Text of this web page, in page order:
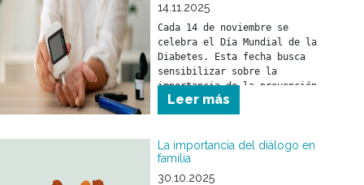
14.11.2025
Cada 14 de noviembre se
celebra el Día Mundial de la
Diabetes. Esta fecha busca
sensibilizar sobre la
importancia de la prevención,
detección precoz y el
tratamiento de la diabetes.
Leer más
La importancia del diálogo en
familia
30.10.2025